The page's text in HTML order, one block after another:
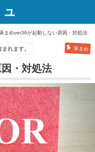
まめver36が起動しない原因・対処法
筆まめ
れます。
・対処法